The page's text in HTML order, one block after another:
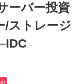
ーバー投資
/ストレージ